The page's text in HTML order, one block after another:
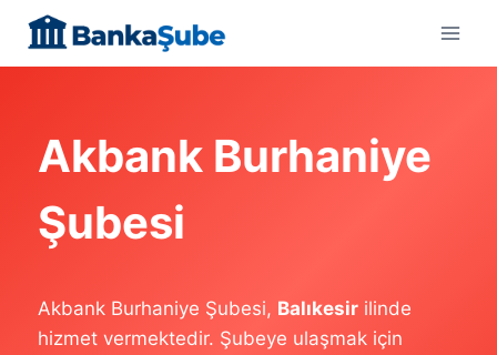
content
Akbank Burhaniye
Şubesi
Akbank Burhaniye Şubesi, Balıkesir ilinde
hizmet vermektedir. Şubeye ulaşmak için